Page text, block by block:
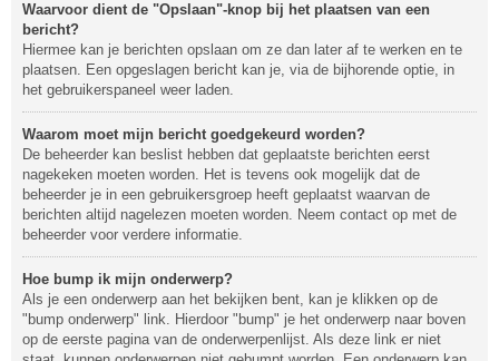
Waarvoor dient de "Opslaan"-knop bij het plaatsen van een
bericht?
Hiermee kan je berichten opslaan om ze dan later af te werken en te
plaatsen. Een opgeslagen bericht kan je, via de bijhorende optie, in
het gebruikerspaneel weer laden.
Waarom moet mijn bericht goedgekeurd worden?
De beheerder kan beslist hebben dat geplaatste berichten eerst
nagekeken moeten worden. Het is tevens ook mogelijk dat de
beheerder je in een gebruikersgroep heeft geplaatst waarvan de
berichten altijd nagelezen moeten worden. Neem contact op met de
beheerder voor verdere informatie.
Hoe bump ik mijn onderwerp?
Als je een onderwerp aan het bekijken bent, kan je klikken op de
"bump onderwerp" link. Hierdoor "bump" je het onderwerp naar boven
op de eerste pagina van de onderwerpenlijst. Als deze link er niet